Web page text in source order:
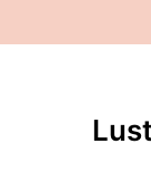
Genau,